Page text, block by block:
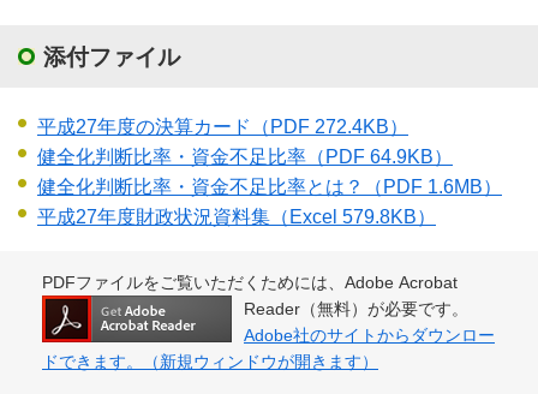
添付ファイル
平成27年度の決算カード
（PDF 272.4KB）
健全化判断比率・資金不足比率 （PDF 64.9KB）
健全化判断比率・資金不足比率とは？
（PDF 1.6MB）
平成27年度財政状況資料集 （Excel 579.8KB）
PDFファイルをご覧いただくためには、Adobe Acrobat
Reader（無料）が必要です。
Adobe社のサイトからダウンロー
ドできます。（新規ウィンドウが開きます）